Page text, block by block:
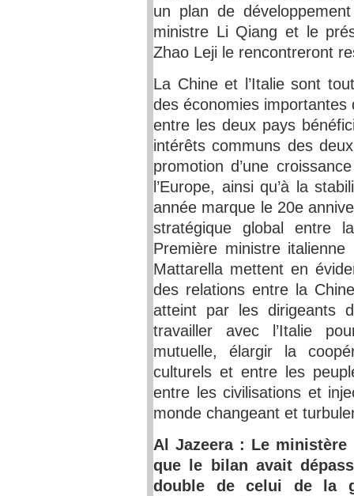
un plan de
ministre Li Qiang et le
Zhao Leji le rencontreront
La Chine et l’Italie sont
des économies
entre les deux pays
intérêts communs des
promotion d’une
l’Europe, ainsi qu’à la
année marque le 20e
stratégique global entre
Première ministre
Mattarella mettent en
des relations entre la
atteint par les dirigeants
travailler avec l’Italie
mutuelle, élargir la
culturels et entre les
entre les civilisations et
monde changeant et
Al Jazeera : Le
que le bilan avait
double de celui de la